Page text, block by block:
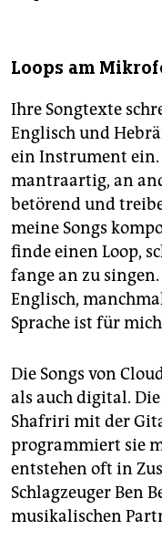
Loops am
Ihre Songtexte
Englisch und
ein Instrument
mantraartig, an
betörend und
meine Songs
finde einen Loop,
fange an zu
Englisch,
Sprache ist für
Die Songs von
als auch digital.
Shafriri mit der
programmiert sie
entstehen oft in
Schlagzeuger Ben
musikalischen